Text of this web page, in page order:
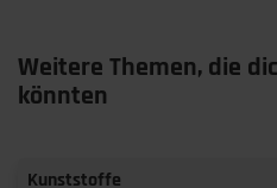
Weitere Themen, die
könnten
Kunststoffe